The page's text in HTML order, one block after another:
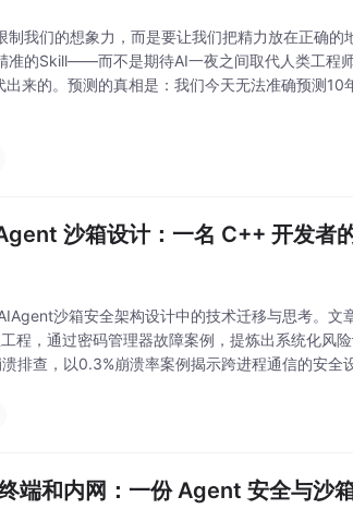
制我们的想象力，而是要让我们把精力放在正确
准的Skill——而不是期待AI一夜之间取代人类工程
来的。预测的真相是：我们今天无法准确预测10
沙箱设计：一名 C++ 开发者
沙箱安全架构设计中的技术迁移与思考。文
程，通过密码管理器故障案例，提炼出系统化风
排查，以0.3%崩溃率案例揭示跨进程通信的安全
端和内网：一份 Agent 安全与沙